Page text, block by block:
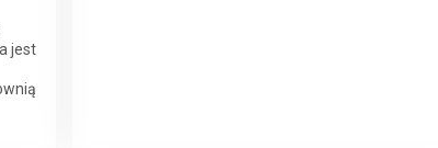
jest